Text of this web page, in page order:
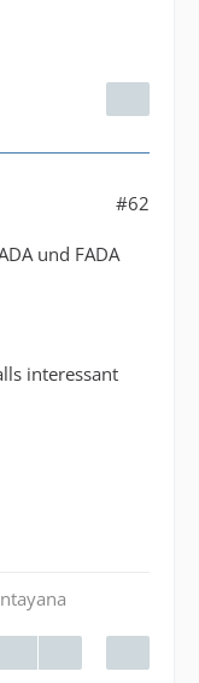
#62
und FADA
interessant